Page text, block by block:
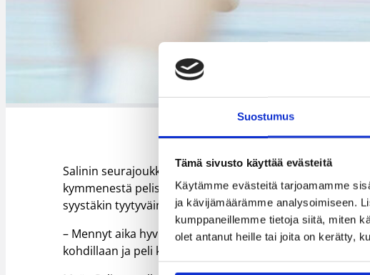
Suostumus
Tämä sivusto käyttää evästeitä
Käytämme evästeitä tarjoamamme
ja kävijämäärämme analysoimiseen.
kumppaneillemme tietoja siitä, miten
olet antanut heille tai joita on kerätty,
Salinin seurajoukkue Teneriffan alkukausi on ollut
kymmenestä pelistään yhden ja Mestarien liigassa
syystäkin tyytyväinen joukkueen alkukauteen.
– Mennyt aika hyvin. Meillä on hyvä jengi ja kaikki
kohdillaan ja peli kulkee. Voimme lähteä jokaiseen peliin